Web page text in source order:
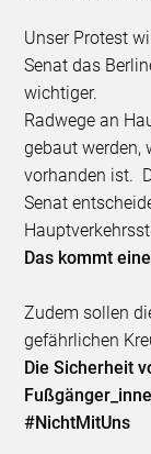
Unser Protest
Senat das
wichtiger.
Radwege an
gebaut werden,
vorhanden ist.
Senat
Das kommt
Zudem sollen
gefährlichen
Die Sicherheit
#NichtMitUns